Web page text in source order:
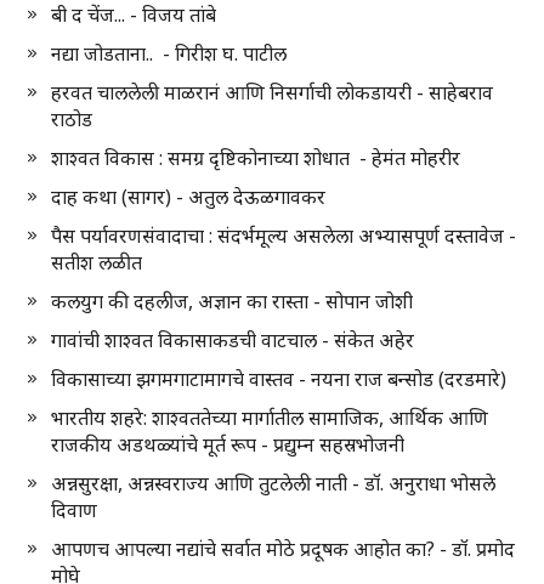
बी द चेंज... - विजय तांबे
नद्या जोडताना.. - गिरीश घ. पाटील
हरवत चाललेली माळरानं आणि निसर्गाची लोकडायरी - साहेबराव
राठोड
शाश्वत विकास : समग्र दृष्टिकोनाच्या शोधात - हेमंत मोहरीर
दाह कथा (सागर) - अतुल देऊळगावकर
पैस पर्यावरणसंवादाचा : संदर्भमूल्य असलेला अभ्यासपूर्ण दस्तावेज -
सतीश लळीत
कलयुग की दहलीज, अज्ञान का रास्ता - सोपान जोशी
गावांची शाश्वत विकासाकडची वाटचाल - संकेत अहेर
विकासाच्या झगमगाटामागचे वास्तव - नयना राज बन्सोड (दरडमारे)
भारतीय शहरे: शाश्वततेच्या मार्गातील सामाजिक, आर्थिक आणि
राजकीय अडथळ्यांचे मूर्त रूप - प्रद्युम्न सहस्रभोजनी
अन्नसुरक्षा, अन्नस्वराज्य आणि तुटलेली नाती - डॉ. अनुराधा भोसले
दिवाण
आपणच आपल्या नद्यांचे सर्वात मोठे प्रदूषक आहोत का? - डॉ. प्रमोद
मोघे